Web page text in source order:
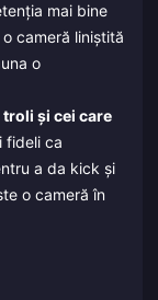
mai bine
cameră liniștită
o
și cei care
fideli ca
a da kick și
o cameră în